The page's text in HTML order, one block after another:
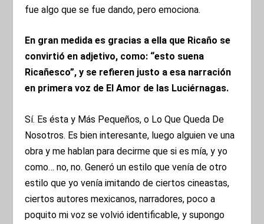
fue algo que se fue dando, pero emociona.
En gran medida es gracias a ella que Ricaño se
convirtió en adjetivo, como: “esto suena
Ricañesco”, y se refieren justo a esa narración
en primera voz de El Amor de las Luciérnagas.
Sí. Es ésta y Más Pequeños, o Lo Que Queda De
Nosotros. Es bien interesante, luego alguien ve una
obra y me hablan para decirme que si es mía, y yo
como… no, no. Generó un estilo que venía de otro
estilo que yo venía imitando de ciertos cineastas,
ciertos autores mexicanos, narradores, poco a
poquito mi voz se volvió identificable, y supongo